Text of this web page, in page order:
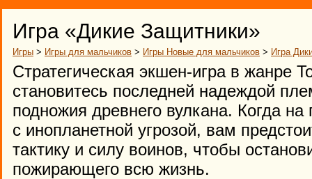
Игра «Дикие Защитники»
Игры > Игры для мальчиков > Игры Новые для мальчиков > Игра
Стратегическая экшен-игра в жанре
становитесь последней надеждой
подножия древнего вулкана. Когда на
с инопланетной угрозой, вам
тактику и силу воинов, чтобы
пожирающего всю жизнь.